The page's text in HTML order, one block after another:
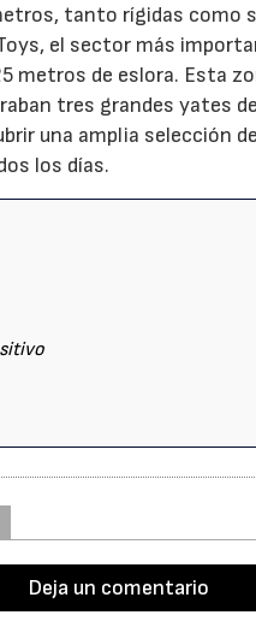
tanto rígidas como
el sector más
metros de eslora. Esta
tres grandes yates
una amplia selección
los días.
Deja un comentario